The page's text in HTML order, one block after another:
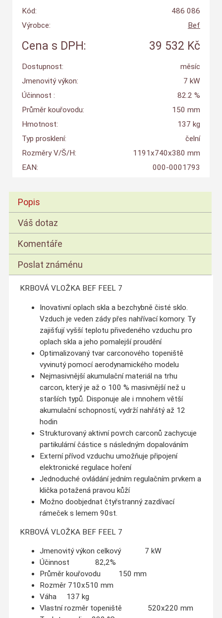
Kód:
486 086
Výrobce:
Bef
Cena s DPH: 39 532 Kč
Dostupnost:
měsíc
Jmenovitý výkon:
7 kW
Účinnost :
82.2 %
Průměr kouřovodu:
150 mm
Hmotnost:
137 kg
Typ prosklení:
čelní
Rozměry V/Š/H:
1191x740x380 mm
EAN:
000-0001793
Popis
Váš dotaz
Komentáře
Poslat známénu
KRBOVÁ VLOŽKA BEF FEEL 7
Inovativní oplach skla a bezchybně čisté sklo.
Vzduch je veden zády přes nahřívací komory. Ty
zajišťují vyšší teplotu přivedeného vzduchu pro
oplach skla a jeho pomalejší proudění
Optimalizovaný tvar carconového topeniště
vyvinutý pomocí aerodynamického modelu
Nejmasivnější akumulační materiál na trhu
carcon, který je až o 100 % masivnější než u
starších typů. Disponuje ale i mnohem větší
akumulační schopností, vydrží nahřátý až 12
hodin
Strukturovaný aktivní povrch carconů zachycuje
partikulární částice s následným dopalováním
Externí přívod vzduchu umožňuje připojení
elektronické regulace hoření
Jednoduché ovládání jedním regulačním prvkem a
klička potažená pravou kůží
Možno doobjednat čtyřstranný zazdívací
rámeček s lemem 90st.
KRBOVÁ VLOŽKA BEF FEEL 7
Jmenovitý výkon celkový 7 kW
Účinnost 82,2%
Průměr kouřovodu 150 mm
Rozměr 710x510 mm
Váha 137 kg
Vlastní rozměr topeniště 520x220 mm